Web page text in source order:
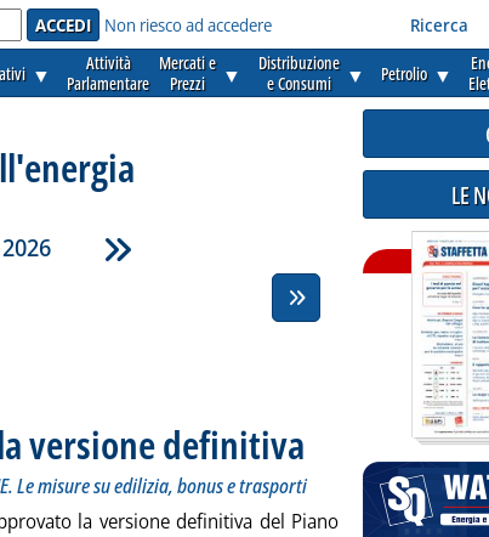
Non riesco ad accedere Ricerca
▼
Attività
Parlamentare
Mercati e
Prezzi
▼
Distribuzione
e Consumi
▼ Petrolio ▼
versione definitiva . Sottotitolo: Approvata
. Pubblicata OGGI. alle 11.46.
Le misure su edilizia, bonus e trasporti
la versione definitiva del Piano
LE